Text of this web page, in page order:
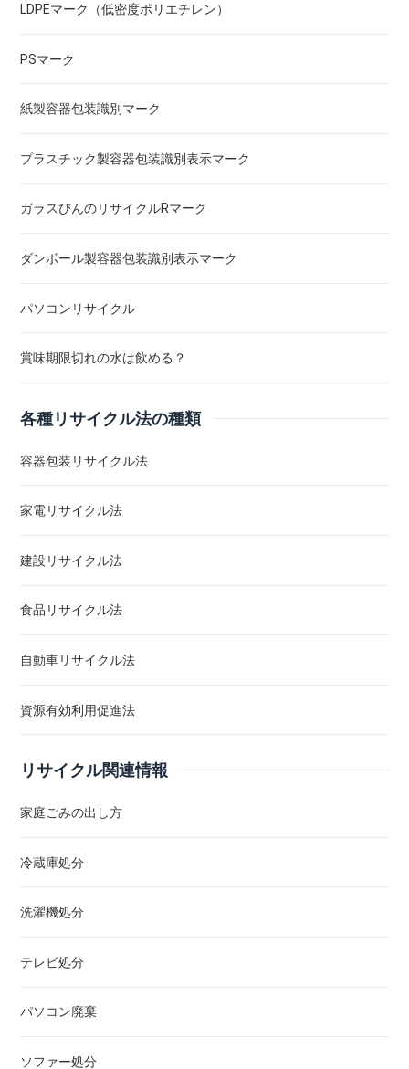
LDPEマーク（低密度ポリエチレン）
PSマーク
紙製容器包装識別マーク
プラスチック製容器包装識別表示マーク
ガラスびんのリサイクルRマーク
ダンボール製容器包装識別表示マーク
パソコンリサイクル
賞味期限切れの水は飲める？
各種リサイクル法の種類
容器包装リサイクル法
家電リサイクル法
建設リサイクル法
食品リサイクル法
自動車リサイクル法
資源有効利用促進法
リサイクル関連情報
家庭ごみの出し方
冷蔵庫処分
洗濯機処分
テレビ処分
パソコン廃棄
ソファー処分